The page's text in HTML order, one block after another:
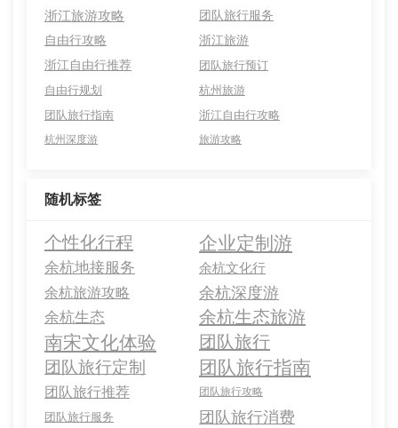
浙江旅游攻略
团队旅行服务
自由行攻略
浙江旅游
浙江自由行推荐
团队旅行预订
自由行规划
杭州旅游
团队旅行指南
浙江自由行攻略
杭州深度游 旅游攻略
随机标签
个性化行程 企业定制游
余杭地接服务 余杭文化行
余杭旅游攻略 余杭深度游
余杭生态 余杭生态旅游
南宋文化体验 团队旅行
团队旅行定制 团队旅行指南
团队旅行推荐 团队旅行攻略
团队旅行服务 团队旅行消费